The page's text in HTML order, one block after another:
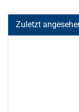
Zuletzt